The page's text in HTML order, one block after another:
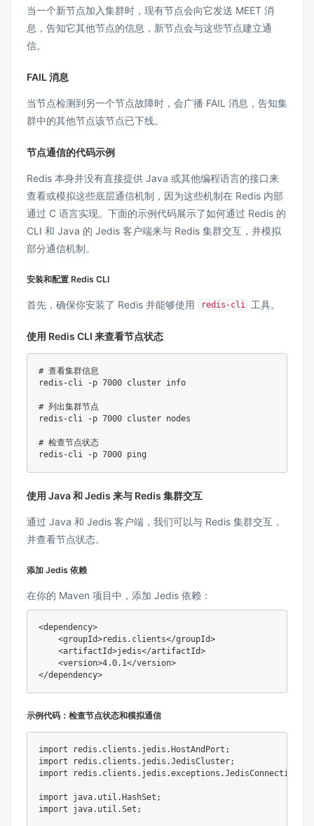
当一个新节点加入集群时，现有节点会向它发送 MEET 消
息，告知它其他节点的信息，新节点会与这些节点建立通
信。
FAIL 消息
当节点检测到另一个节点故障时，会广播 FAIL 消息，告知集
群中的其他节点该节点已下线。
节点通信的代码示例
Redis 本身并没有直接提供 Java 或其他编程语言的接口来
查看或模拟这些底层通信机制，因为这些机制在 Redis 内部
通过 C 语言实现。下面的示例代码展示了如何通过 Redis 的
CLI 和 Java 的 Jedis 客户端来与 Redis 集群交互，并模拟
部分通信机制。
安装和配置 Redis CLI
首先，确保你安装了 Redis 并能够使用 redis-cli 工具。
使用 Redis CLI 来查看节点状态
# 查看集群信息
redis-cli
-p 7000 cluster info
# 列出集群节点
redis-cli
-p 7000 cluster nodes
# 检查节点状态
redis-cli
-p 7000 ping
使用 Java 和 Jedis 来与 Redis 集群交互
通过 Java 和 Jedis 客户端，我们可以与 Redis 集群交互，
并查看节点状态。
添加 Jedis 依赖
在你的 Maven 项目中，添加 Jedis 依赖：
<dependency>
<groupId>redis.clients</groupId>
<artifactId>jedis</artifactId>
<version>4.0.1</version>
</dependency>
示例代码：检查节点状态和模拟通信
import redis . clients . jedis .HostAndPort ;
import
redis . clients . jedis .JedisCluster;
import
redis . clients . jedis .exceptions .
import java. util .HashSet ;
import
java. util .Set ;